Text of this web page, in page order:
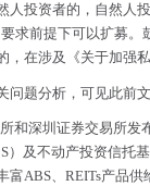
人投资者的，自然人
求前提下可以扩募
，在涉及《关于加强
问题分析，可见此前
和深圳证券交易所
）及不动产投资信托
富ABS、REITs产品